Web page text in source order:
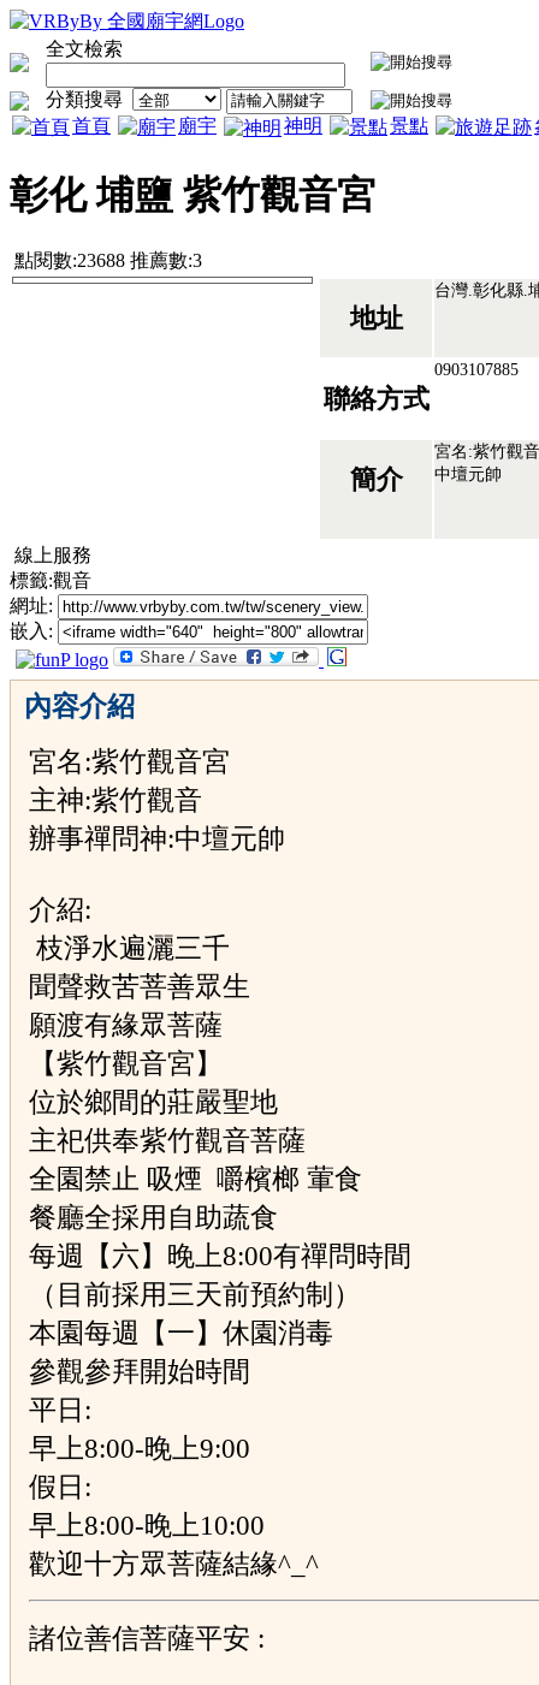
全文檢索
分類搜尋
首頁
廟宇 神明 景點
彰化 埔鹽 紫竹觀音宮
點閱數:23688 推薦數:3
地址
台灣.彰化縣.
聯絡方式
0903107885
簡介
宮名:紫竹觀
中壇元帥
線上服務
標籤:觀音
網址:
嵌入:
內容介紹
宮名:紫竹觀音宮
主神:紫竹觀音
辦事禪問神:中壇元帥
介紹:
枝淨水遍灑三千
聞聲救苦菩善眾生
願渡有緣眾菩薩
【紫竹觀音宮】
位於鄉間的莊嚴聖地
主祀供奉紫竹觀音菩薩
全園禁止 吸煙 嚼檳榔 葷食
餐廳全採用自助蔬食
每週【六】晚上8:00有禪問時間
（目前採用三天前預約制）
本園每週【一】休園消毒
參觀參拜開始時間
平日:
早上8:00-晚上9:00
假日:
早上8:00-晚上10:00
歡迎十方眾菩薩結緣^_^
諸位善信菩薩平安 :